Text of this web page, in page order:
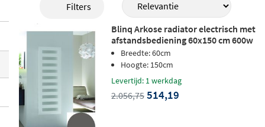
Filters
Blinq Arkose radiator electrisch met
afstandsbediening 60x150 cm 600w
matgrijs mat grijs 346
Breedte: 60cm
Hoogte: 150cm
Levertijd: 1 werkdag
2.056,75 514,19